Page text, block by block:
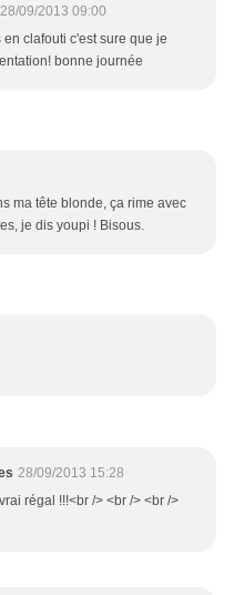
28/09/2013 09:00
clafouti c'est sure que je
bonne journée
ma tête blonde, ça rime avec
je dis youpi ! Bisous.
28/09/2013 15:28
régal !!!<br /> <br /> <br />